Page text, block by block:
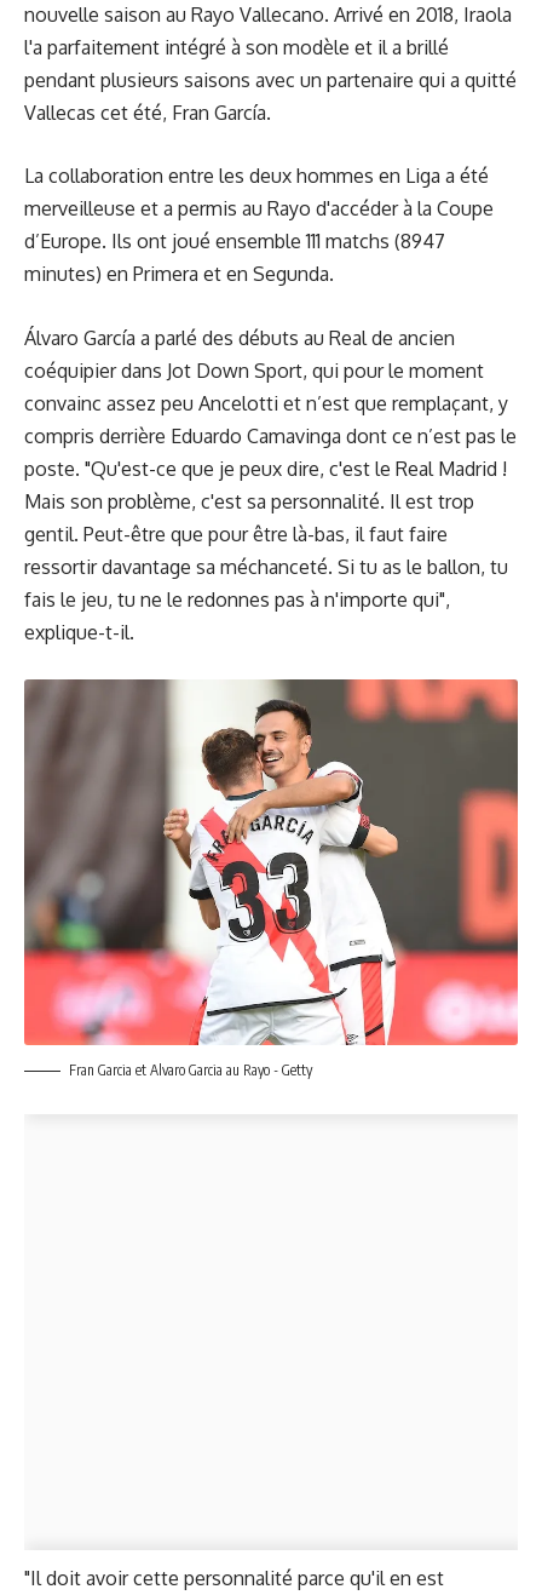
nouvelle saison au Rayo Vallecano. Arrivé en 2018, Iraola
l'a parfaitement intégré à son modèle et il a brillé
pendant plusieurs saisons avec un partenaire qui a quitté
Vallecas cet été, Fran García.
La collaboration entre les deux hommes en Liga a été
merveilleuse et a permis au Rayo d'accéder à la Coupe
d’Europe. Ils ont joué ensemble 111 matchs (8947
minutes) en Primera et en Segunda.
Álvaro García a parlé des débuts au Real de ancien
coéquipier dans Jot Down Sport, qui pour le moment
convainc assez peu Ancelotti et n’est que remplaçant, y
compris derrière Eduardo Camavinga dont ce n’est pas le
poste. "Qu'est-ce que je peux dire, c'est le Real Madrid !
Mais son problème, c'est sa personnalité. Il est trop
gentil. Peut-être que pour être là-bas, il faut faire
ressortir davantage sa méchanceté. Si tu as le ballon, tu
fais le jeu, tu ne le redonnes pas à n'importe qui",
explique-t-il.
Fran Garcia et Alvaro Garcia au Rayo - Getty
"Il doit avoir cette personnalité parce qu'il en est